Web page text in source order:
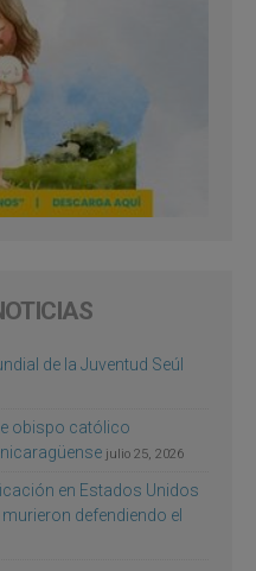
de la Juventud Seúl
obispo católico
julio 25, 2026
en Estados Unidos
defendiendo el